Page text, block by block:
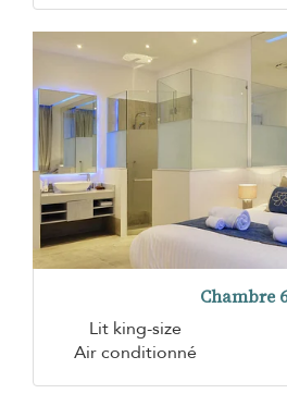
Chambre 6
Lit king-size
Air conditionné